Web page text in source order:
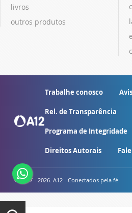
livros
outros produtos
Trabalhe conosco
Rel. de Transparência
Programa de Integridade
Direitos Autorais
© 2007 - 2026. A12 - Conectados pela fé.